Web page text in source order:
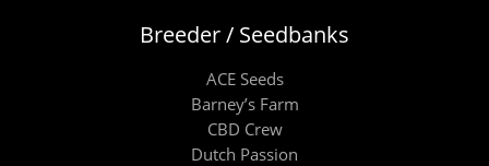
Breeder / Seedbanks
ACE Seeds
Barney’s Farm
CBD Crew
Dutch Passion